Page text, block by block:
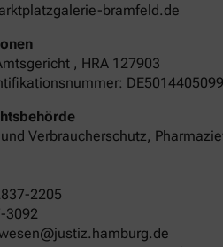
bramfeld.de
, HRA 127903
DE5014405099
Verbraucherschutz,
2205
3092